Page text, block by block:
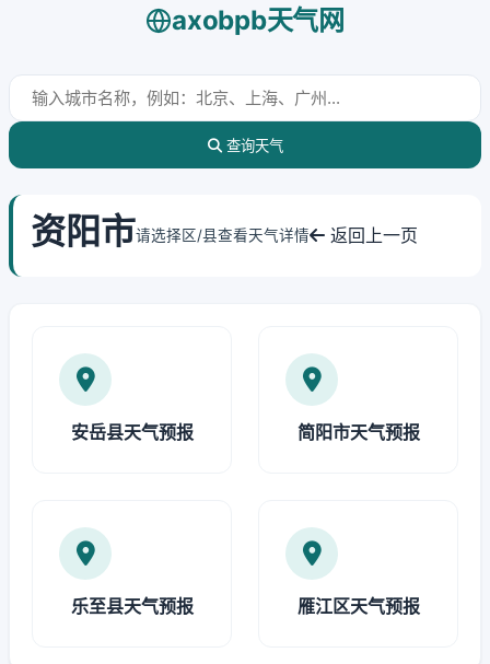
axobpb天气网
查询天气
资阳市请选择区/县查看天气详情 返回上一页
安岳县天气预报 简阳市天气预报
乐至县天气预报 雁江区天气预报